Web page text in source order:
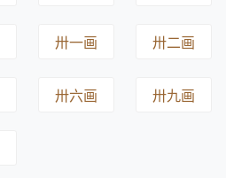
卅一画 卅二画
卅六画 卅九画